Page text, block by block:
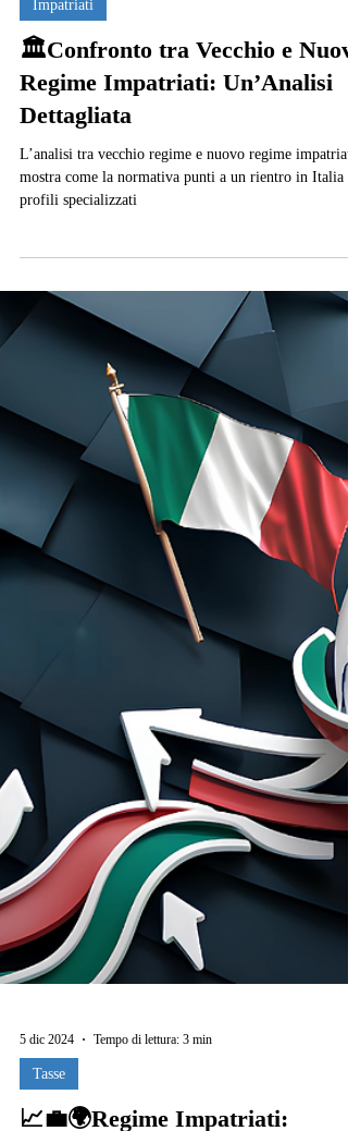
17 dic 2024 Tempo di lettura: 3 min
Impatriati
🏛️Confronto tra Vecchio e
Regime Impatriati: Un’Analisi
mostra come la normativa punti a un rientro in Italia
profili specializzati